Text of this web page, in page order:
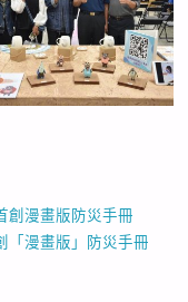
漫畫版防災手冊
漫畫版」防災手冊